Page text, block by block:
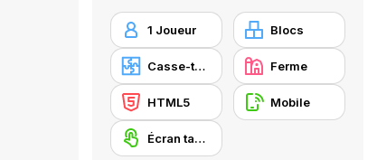
1 Joueur Blocs
Casse-tête Ferme
HTML5 Mobile
Écran tactile